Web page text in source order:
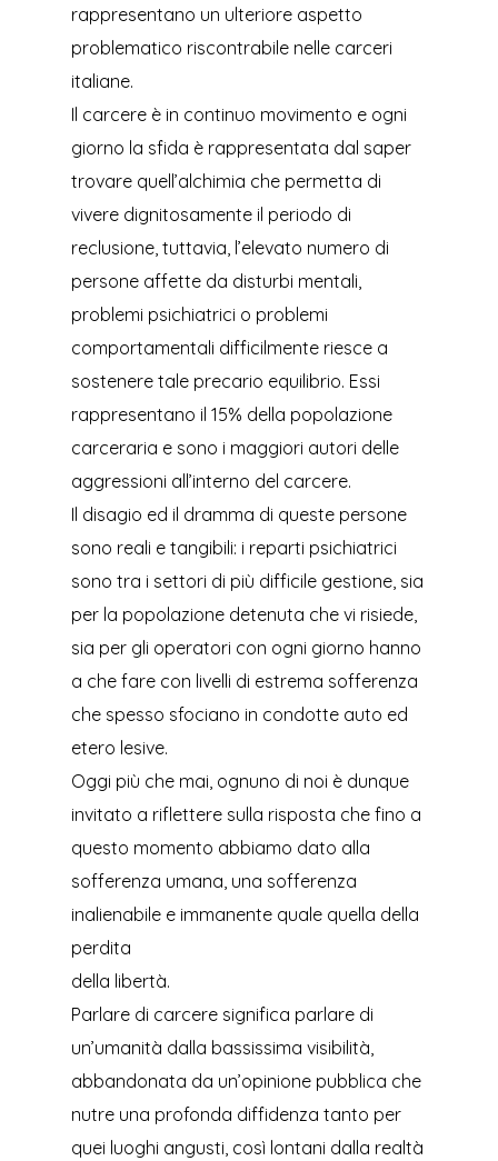
rappresentano un ulteriore aspetto
problematico riscontrabile nelle carceri
italiane.
Il carcere è in continuo movimento e ogni
giorno la sfida è rappresentata dal saper
trovare quell’alchimia che permetta di
vivere dignitosamente il periodo di
reclusione, tuttavia, l’elevato numero di
persone affette da disturbi mentali,
problemi psichiatrici o problemi
comportamentali difficilmente riesce a
sostenere tale precario equilibrio. Essi
rappresentano il 15% della popolazione
carceraria e sono i maggiori autori delle
aggressioni all’interno del carcere.
Il disagio ed il dramma di queste persone
sono reali e tangibili: i reparti psichiatrici
sono tra i settori di più difficile gestione, sia
per la popolazione detenuta che vi risiede,
sia per gli operatori con ogni giorno hanno
a che fare con livelli di estrema sofferenza
che spesso sfociano in condotte auto ed
etero lesive.
Oggi più che mai, ognuno di noi è dunque
invitato a riflettere sulla risposta che fino a
questo momento abbiamo dato alla
sofferenza umana, una sofferenza
inalienabile e immanente quale quella della
perdita
della libertà.
Parlare di carcere significa parlare di
un’umanità dalla bassissima visibilità,
abbandonata da un’opinione pubblica che
nutre una profonda diffidenza tanto per
quei luoghi angusti, così lontani dalla realtà